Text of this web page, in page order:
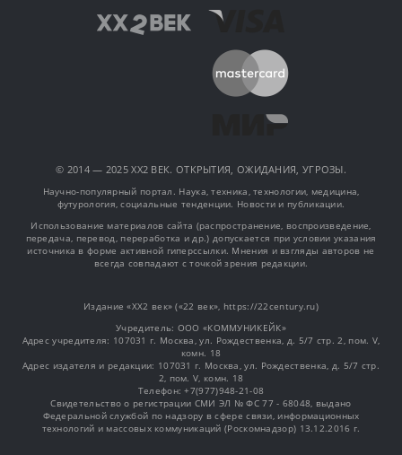
© 2014 — 2025 XX2 ВЕК. ОТКРЫТИЯ, ОЖИДАНИЯ, УГРОЗЫ.
Научно-популярный портал. Наука, техника, технологии, медицина,
футурология, социальные тенденции. Новости и публикации.
Использование материалов сайта (распространение, воспроизведение,
передача, перевод, переработка и др.) допускается при условии указания
источника в форме активной гиперссылки. Мнения и взгляды авторов не
всегда совпадают с точкой зрения редакции.
Издание «XX2 век» («22 век», https://22century.ru)
Учредитель: OOO «КОММУНИКЕЙК»
Адрес учредителя: 107031 г. Москва, ул. Рождественка, д. 5/7 стр. 2, пом. V,
комн. 18
Адрес издателя и редакции: 107031 г. Москва, ул. Рождественка, д. 5/7 стр.
2, пом. V, комн. 18
Телефон: +7(977)948-21-08
Свидетельство о регистрации СМИ ЭЛ № ФС 77 - 68048, выдано
Федеральной службой по надзору в сфере связи, информационных
технологий и массовых коммуникаций (Роскомнадзор) 13.12.2016 г.